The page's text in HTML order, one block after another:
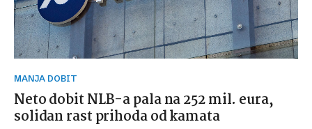
MANJA DOBIT
Neto dobit NLB-a pala na 252 mil. eura,
solidan rast prihoda od kamata